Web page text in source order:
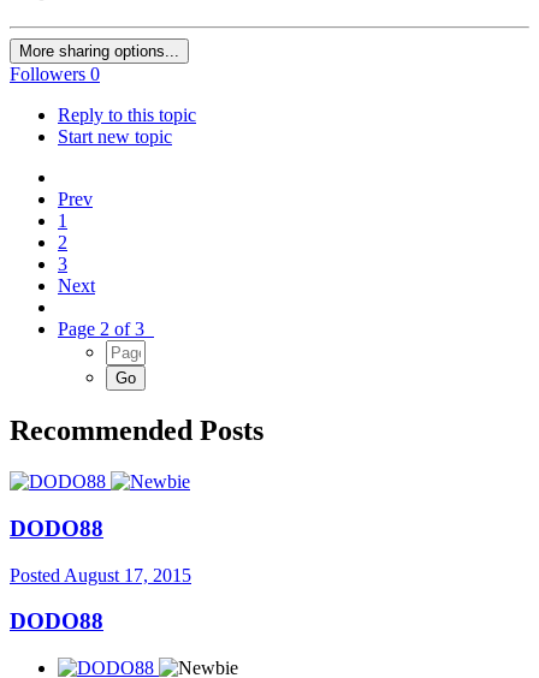
More sharing options...
Followers 0
Reply to this topic
Start new topic
Prev
1
2
3
Next
Page 2 of 3
Recommended Posts
DODO88
Posted August 17, 2015
DODO88